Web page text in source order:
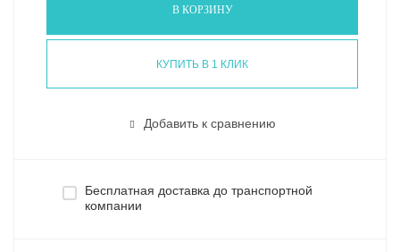
В КОРЗИНУ
КУПИТЬ В 1 КЛИК
Добавить к сравнению
Бесплатная доставка до транспортной
компании